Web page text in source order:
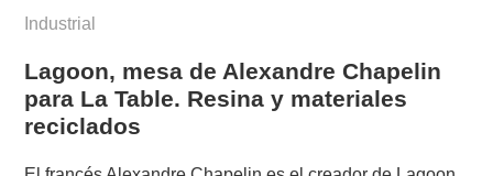
Industrial
Lagoon, mesa de Alexandre Chapelin
para La Table. Resina y materiales
reciclados